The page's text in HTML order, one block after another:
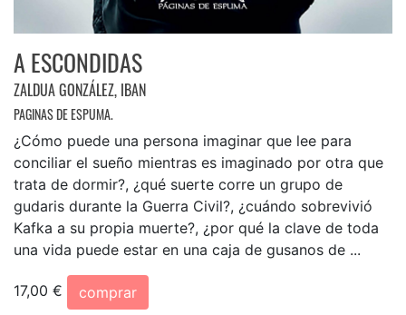
A ESCONDIDAS
ZALDUA GONZÁLEZ, IBAN
PAGINAS DE ESPUMA.
¿Cómo puede una persona imaginar que lee para
conciliar el sueño mientras es imaginado por otra que
trata de dormir?, ¿qué suerte corre un grupo de
gudaris durante la Guerra Civil?, ¿cuándo sobrevivió
Kafka a su propia muerte?, ¿por qué la clave de toda
una vida puede estar en una caja de gusanos de ...
17,00 € comprar